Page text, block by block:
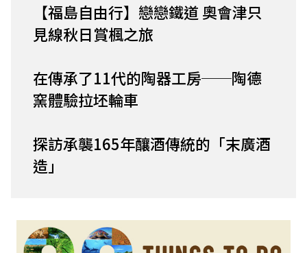
【福島自由行】戀戀鐵道 奧會津只
見線秋日賞楓之旅
在傳承了11代的陶器工房──陶德
窯體驗拉坯輪車
探訪承襲165年釀酒傳統的「末廣酒
造」